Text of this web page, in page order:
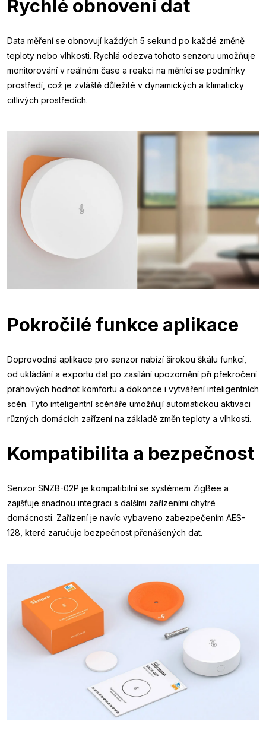
Rychlé obnovení dat
Data měření se obnovují každých 5 sekund po každé změně
teploty nebo vlhkosti. Rychlá odezva tohoto senzoru umožňuje
monitorování v reálném čase a reakci na měnící se podmínky
prostředí, což je zvláště důležité v dynamických a klimaticky
citlivých prostředích.
Pokročilé funkce aplikace
Doprovodná aplikace pro senzor nabízí širokou škálu funkcí,
od ukládání a exportu dat po zasílání upozornění při překročení
prahových hodnot komfortu a dokonce i vytváření inteligentních
scén. Tyto inteligentní scénáře umožňují automatickou aktivaci
různých domácích zařízení na základě změn teploty a vlhkosti.
Kompatibilita a bezpečnost
Senzor SNZB-02P je kompatibilní se systémem ZigBee a
zajišťuje snadnou integraci s dalšími zařízeními chytré
domácnosti. Zařízení je navíc vybaveno zabezpečením AES-
128, které zaručuje bezpečnost přenášených dat.